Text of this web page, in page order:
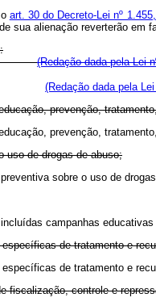
art. 30 do Decreto-Lei nº
de sua alienação
(Redação dada pela Lei
(Redação dada pela
prevenção,
educação, prevenção,
uso de drogas de abuso;
preventiva sobre o
incluídas campanhas
de tratamento e
específicas de
fiscalização, controle e